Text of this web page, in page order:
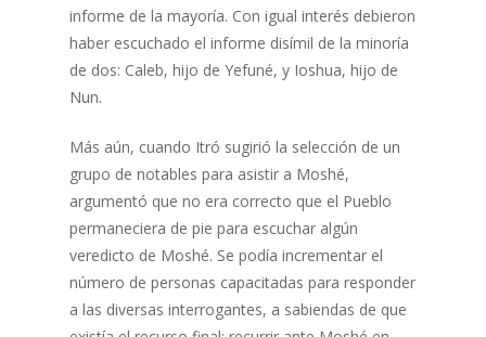
informe de la mayoría. Con igual interés debieron
haber escuchado el informe disímil de la minoría
de dos: Caleb, hijo de Yefuné, y Ioshua, hijo de
Nun.
Más aún, cuando Itró sugirió la selección de un
grupo de notables para asistir a Moshé,
argumentó que no era correcto que el Pueblo
permaneciera de pie para escuchar algún
veredicto de Moshé. Se podía incrementar el
número de personas capacitadas para responder
a las diversas interrogantes, a sabiendas de que